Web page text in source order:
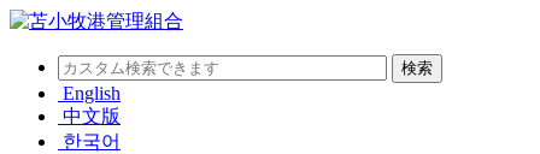
English
中文版
한국어